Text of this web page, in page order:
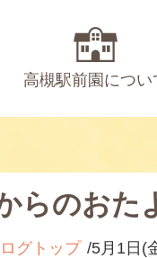
高槻駅前園につい
らのおた
グトップ 5月1日(